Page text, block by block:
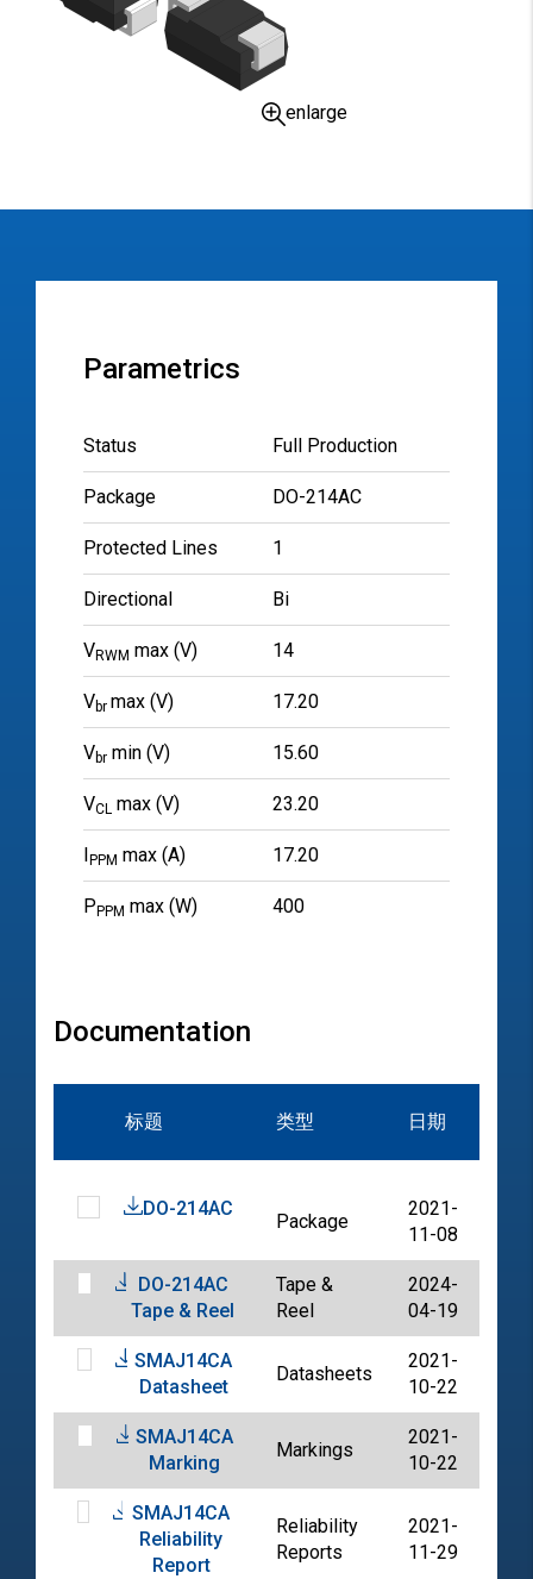
enlarge
Parametrics
Status Full Production
Package DO-214AC
Protected Lines 1
Directional Bi
VRWM max (V) 14
Vbr max (V) 17.20
Vbr min (V) 15.60
VCL max (V) 23.20
PPM max (A) 17.20
P PPM max (W) 400
Documentation
标题 类型 日期
DO-214AC
Package
2021-
11-08
DO-214AC
Tape & Reel
Tape &
Reel
2024-
04-19
SMAJ14CA
Datasheet
Datasheets
2021-
10-22
SMAJ14CA
Marking
Markings
2021-
10-22
SMAJ14CA
Reliability
Report
Reliability
Reports
2021-
11-29